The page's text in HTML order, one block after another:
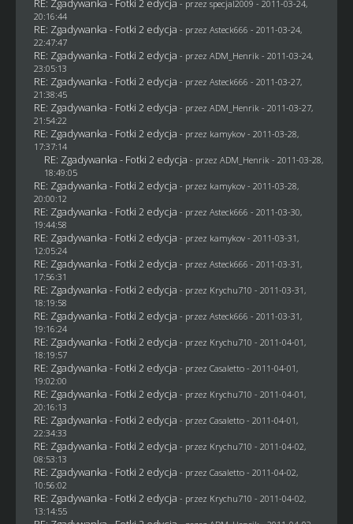
RE: Zgadywanka - Fotki 2 edycja - przez specjal2009 - 2011-03-24,
20:16:44
RE: Zgadywanka - Fotki 2 edycja - przez Asteck666 - 2011-03-24,
22:47:47
RE: Zgadywanka - Fotki 2 edycja - przez ADM_Henrik - 2011-03-24,
23:05:13
RE: Zgadywanka - Fotki 2 edycja - przez Asteck666 - 2011-03-27,
21:38:45
RE: Zgadywanka - Fotki 2 edycja - przez ADM_Henrik - 2011-03-27,
21:54:22
RE: Zgadywanka - Fotki 2 edycja - przez kamykov- 2011-03-28,
17:37:14
RE: Zgadywanka - Fotki 2 edycja - przez ADM_Henrik - 2011-03-28,
18:49:05
RE: Zgadywanka - Fotki 2 edycja - przez kamykov- 2011-03-28,
20:00:12
RE: Zgadywanka - Fotki 2 edycja - przez Asteck666 - 2011-03-30,
19:44:58
RE: Zgadywanka - Fotki 2 edycja - przez kamykov- 2011-03-31,
12:05:24
RE: Zgadywanka - Fotki 2 edycja - przez Asteck666 - 2011-03-31,
17:56:31
RE: Zgadywanka - Fotki 2 edycja - przez Krychu710 - 2011-03-31,
18:19:58
RE: Zgadywanka - Fotki 2 edycja - przez Asteck666 - 2011-03-31,
19:16:24
RE: Zgadywanka - Fotki 2 edycja - przez Krychu710 - 2011-04-01,
18:19:57
RE: Zgadywanka - Fotki 2 edycja - przez Casaletto- 2011-04-01,
19:02:00
RE: Zgadywanka - Fotki 2 edycja - przez Krychu710 - 2011-04-01,
20:16:13
RE: Zgadywanka - Fotki 2 edycja - przez Casaletto- 2011-04-01,
22:34:33
RE: Zgadywanka - Fotki 2 edycja - przez Krychu710 - 2011-04-02,
08:53:13
RE: Zgadywanka - Fotki 2 edycja - przez Casaletto- 2011-04-02,
10:56:02
RE: Zgadywanka - Fotki 2 edycja - przez Krychu710 - 2011-04-02,
13:14:55